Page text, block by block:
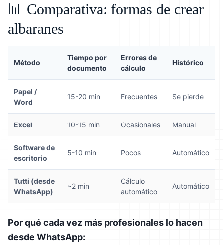
📊 Comparativa: formas de crear
albaranes
Método
Tiempo por
documento
Errores de
cálculo
Histórico
Papel /
Word
15-20 min Frecuentes Se pierde
Excel 10-15 min Ocasionales Manual
Software de
escritorio
5-10 min Pocos Automático
Tutti (desde
WhatsApp)
~2 min
Cálculo
automático
Automático
Por qué cada vez más profesionales lo hacen
desde WhatsApp: